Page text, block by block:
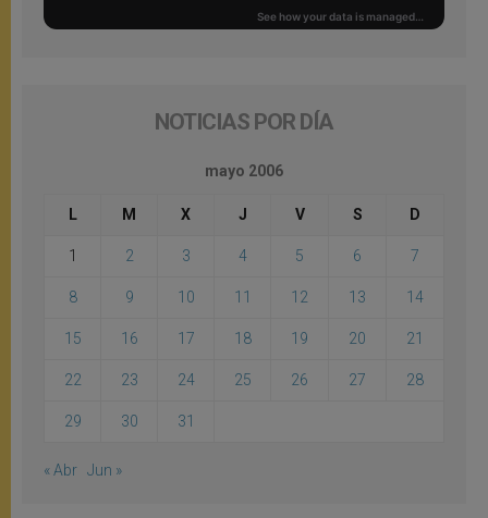
NOTICIAS POR DÍA
mayo 2006
L M X J V S D
1 2 3 4 5 6 7
8 9 10 11 12 13 14
15 16 17 18 19 20 21
22 23 24 25 26 27 28
29 30 31
« Abr Jun »